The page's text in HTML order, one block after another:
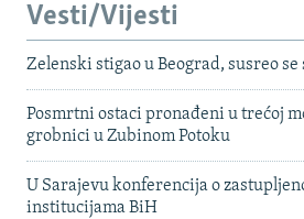
Vesti/Vijesti
Zelenski stigao u Beograd, susreo se
Posmrtni ostaci pronađeni u trećoj
grobnici u Zubinom Potoku
U Sarajevu konferencija o
institucijama BiH